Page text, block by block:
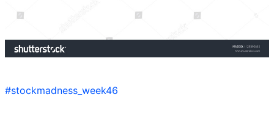
#stockmadness_week46